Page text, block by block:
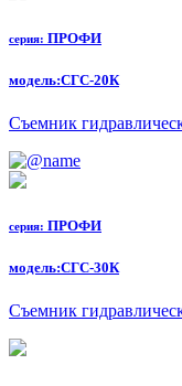
серия: ПРОФИ
модель:СГС-20К
Съемник
серия: ПРОФИ
модель:СГС-30К
Съемник